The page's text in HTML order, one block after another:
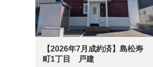
【2026年7月成約済】島松寿
町1丁目 戸建